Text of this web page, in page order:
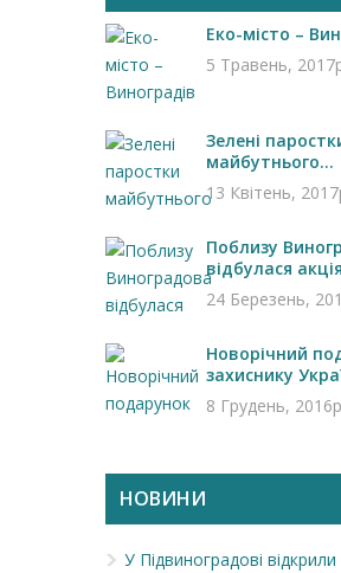
Еко-місто –
5 Травень,
Зелені
майбутнього...
13 Квітень,
Поблизу
відбулася
24 Березень,
Новорічний
захиснику
8 Грудень,
НОВИНИ
У Підвиноградові відкрили